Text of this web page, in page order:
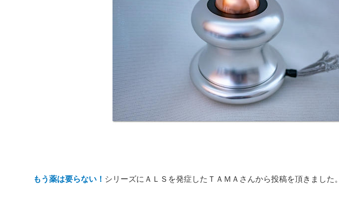
もう薬は要らない！ シリーズにＡＬＳを発症したＴＡＭＡさんから投稿を頂きました。